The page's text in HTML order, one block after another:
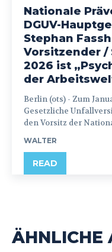
Nationale
DGUV-
Stephan
Vorsitzender /
2026 ist
der
Berlin (ots) - Zum Januar 2026 hat die Deutsche
Gesetzliche
den Vorsitz der
WALTER
READ
ÄHNLICHE